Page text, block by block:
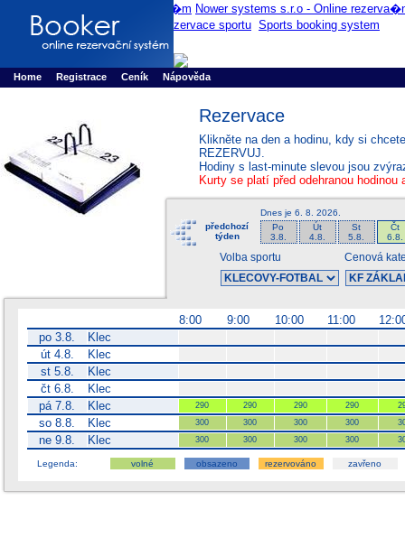
Booker online rezerva�n� syst�m Nower systems s.r.o - Online
Rezervujse - Port�l pro online rezervace sportu Sports booking system
Home Registrace Ceník Nápověda
Rezervace
Klikněte na den a hodinu, kdy si
REZERVUJ.
Hodiny s last-minute slevou jsou
Kurty se platí před odehranou hodinou
předchozí
týden
Dnes je6. 8. 2026
Po
3.8.
Út
4.8.
St
5.8.
Čt
6.8.
Volba sportu Cenová
8:00 9:00 10:00 11:00
po 3.8.
Klec
út 4.8.
Klec
st 5.8.
Klec
čt 6.8.
Klec
pá 7.8.
Klec 290 290 290 290
so 8.8. Klec 300 300 300 300
ne 9.8. Klec 300 300 300 300
Legenda: volné obsazeno rezervováno zavřeno